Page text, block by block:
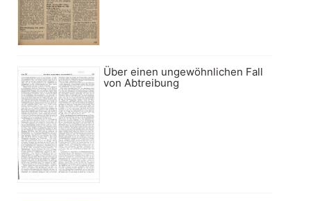
Über einen ungewöhnlichen Fall
von Abtreibung